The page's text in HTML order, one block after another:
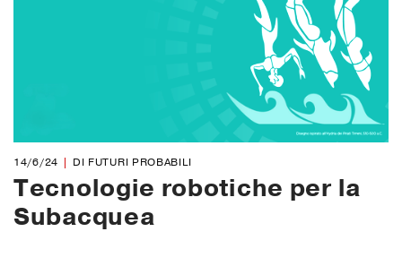
14/6/24 DI FUTURI PROBABILI
Tecnologie robotiche per la
Subacquea